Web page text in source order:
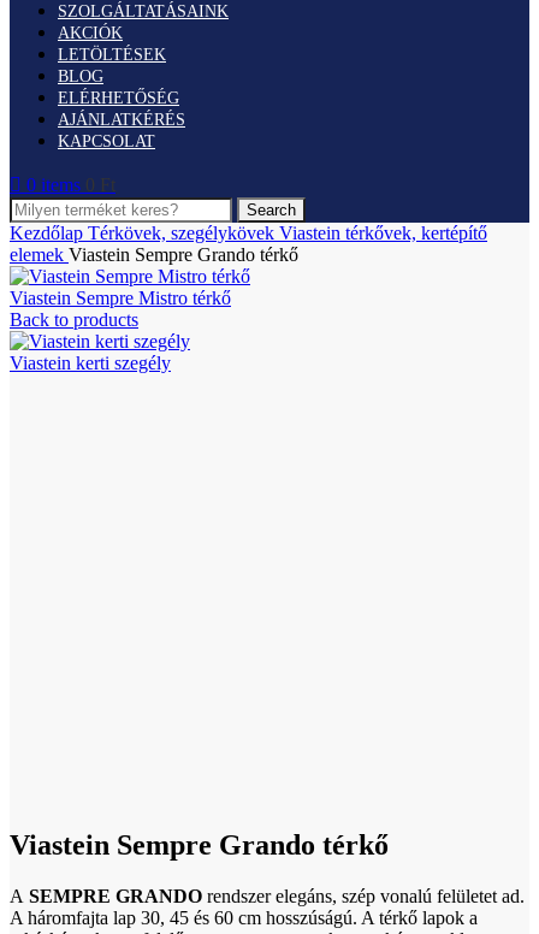
SZOLGÁLTATÁSAINK
AKCIÓK
LETÖLTÉSEK
BLOG
ELÉRHETŐSÉG
AJÁNLATKÉRÉS
KAPCSOLAT
0 items 0 Ft
Search
Kezdőlap Térkövek, szegélykövek Viastein térkővek, kertépítő
elemek Viastein Sempre Grando térkő
Viastein Sempre Mistro térkő
Back to products
Viastein kerti szegély
Viastein Sempre Grando térkő
A SEMPRE GRANDO rendszer elegáns, szép vonalú felületet ad.
A háromfajta lap 30, 45 és 60 cm hosszúságú. A térkő lapok a